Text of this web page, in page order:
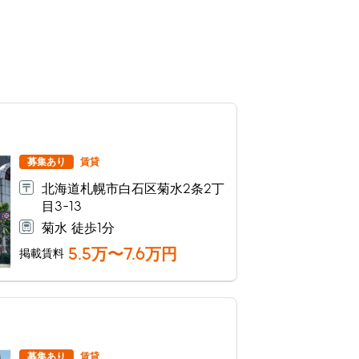
募集あり 賃貸
北海道札幌市白石区菊水2条2丁
目3-13
菊水 徒歩1分
掲載賃料 5.5万〜7.6万円
募集あり 賃貸